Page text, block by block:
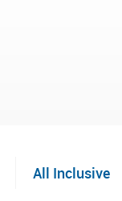
All Inclusive